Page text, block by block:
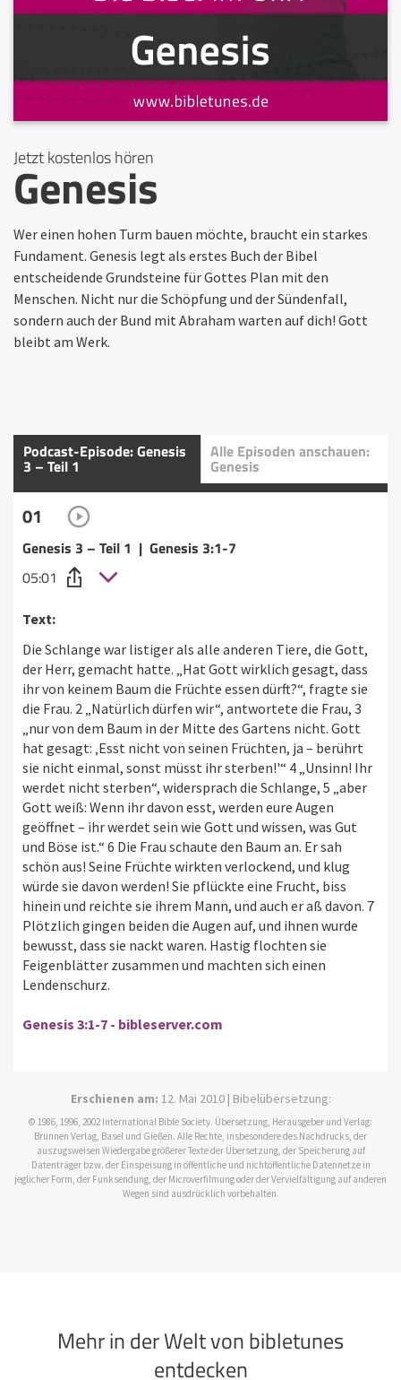
Jetzt kostenlos hören
Genesis
Wer einen hohen Turm bauen möchte, braucht ein starkes
Fundament. Genesis legt als erstes Buch der Bibel
entscheidende Grundsteine für Gottes Plan mit den
Menschen. Nicht nur die Schöpfung und der Sündenfall,
sondern auch der Bund mit Abraham warten auf dich! Gott
bleibt am Werk.
Podcast-Episode: Genesis
3 – Teil 1
Alle Episoden anschauen:
Genesis
01
Genesis 3 – Teil 1 | Genesis 3:1-7
05:01
Text:
Die Schlange war listiger als alle anderen Tiere, die Gott,
der Herr, gemacht hatte. „Hat Gott wirklich gesagt, dass
ihr von keinem Baum die Früchte essen dürft?“, fragte sie
die Frau. 2 „Natürlich dürfen wir“, antwortete die Frau, 3
„nur von dem Baum in der Mitte des Gartens nicht. Gott
hat gesagt: ‚Esst nicht von seinen Früchten, ja – berührt
sie nicht einmal, sonst müsst ihr sterben!'“ 4 „Unsinn! Ihr
werdet nicht sterben“, widersprach die Schlange, 5 „aber
Gott weiß: Wenn ihr davon esst, werden eure Augen
geöffnet – ihr werdet sein wie Gott und wissen, was Gut
und Böse ist.“ 6 Die Frau schaute den Baum an. Er sah
schön aus! Seine Früchte wirkten verlockend, und klug
würde sie davon werden! Sie pflückte eine Frucht, biss
hinein und reichte sie ihrem Mann, und auch er aß davon. 7
Plötzlich gingen beiden die Augen auf, und ihnen wurde
bewusst, dass sie nackt waren. Hastig flochten sie
Feigenblätter zusammen und machten sich einen
Lendenschurz.
Genesis 3:1-7 - bibleserver.com
Erschienen am: 12. Mai 2010 | Bibelübersetzung:
© 1986, 1996, 2002 International Bible Society. Übersetzung, Herausgeber und Verlag:
Brunnen Verlag, Basel und Gießen. Alle Rechte, insbesondere des Nachdrucks, der
auszugsweisen Wiedergabe größerer Texte der Übersetzung, der Speicherung auf
Datenträger bzw. der Einspeisung in öffentliche und nichtöffentliche Datennetze in
jeglicher Form, der Funksendung, der Microverfilmung oder der Vervielfältigung auf anderen
Wegen sind ausdrücklich vorbehalten.
Mehr in der Welt von bibletunes
entdecken